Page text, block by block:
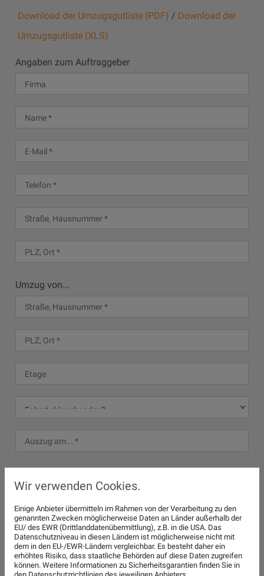
Download der Umzugsgutliste (PDF) / Download der
Umzugsgutliste (XLS)
Angaben zum Auftraggeber
Umzug von...
Wir verwenden Cookies.
Einige Anbieter übermitteln im Rahmen von der Verarbeitung zu den
genannten Zwecken möglicherweise Daten an Länder außerhalb der
EU/ des EWR (Drittlanddatenübermittlung), z.B. in die USA. Das
Datenschutzniveau in diesen Ländern ist möglicherweise nicht mit
dem in den EU-/EWR-Ländern vergleichbar. Es besteht daher ein
erhöhtes Risiko, dass staatliche Behörden auf diese Daten zugreifen
können. Weitere Informationen zu Sicherheitsgarantien finden Sie in
den Datenschutzrichtlinien des jeweiligen Anbieters.